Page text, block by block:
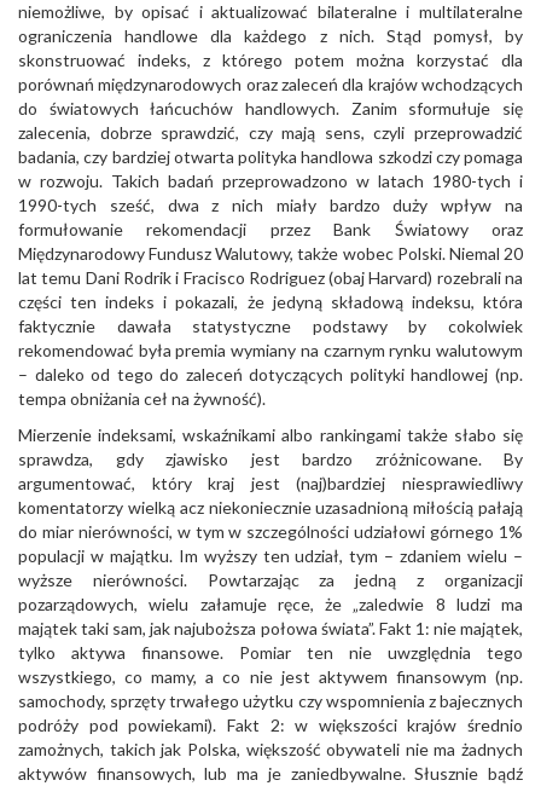
niemożliwe, by opisać i aktualizować bilateralne i multilateralne
ograniczenia handlowe dla każdego z nich. Stąd pomysł, by
skonstruować indeks, z którego potem można korzystać dla
porównań międzynarodowych oraz zaleceń dla krajów wchodzących
do światowych łańcuchów handlowych. Zanim sformułuje się
zalecenia, dobrze sprawdzić, czy mają sens, czyli przeprowadzić
badania, czy bardziej otwarta polityka handlowa szkodzi czy pomaga
w rozwoju. Takich badań przeprowadzono w latach 1980-tych i
1990-tych sześć, dwa z nich miały bardzo duży wpływ na
formułowanie rekomendacji przez Bank Światowy oraz
Międzynarodowy Fundusz Walutowy, także wobec Polski. Niemal 20
lat temu Dani Rodrik i Fracisco Rodriguez (obaj Harvard) rozebrali na
części ten indeks i pokazali, że jedyną składową indeksu, która
faktycznie dawała statystyczne podstawy by cokolwiek
rekomendować była premia wymiany na czarnym rynku walutowym
– daleko od tego do zaleceń dotyczących polityki handlowej (np.
tempa obniżania ceł na żywność).
Mierzenie indeksami, wskaźnikami albo rankingami także słabo się
sprawdza, gdy zjawisko jest bardzo zróżnicowane. By
argumentować, który kraj jest (naj)bardziej niesprawiedliwy
komentatorzy wielką acz niekoniecznie uzasadnioną miłością pałają
do miar nierówności, w tym w szczególności udziałowi górnego 1%
populacji w majątku. Im wyższy ten udział, tym – zdaniem wielu –
wyższe nierówności. Powtarzając za jedną z organizacji
pozarządowych, wielu załamuje ręce, że „zaledwie 8 ludzi ma
majątek taki sam, jak najuboższa połowa świata”. Fakt 1: nie majątek,
tylko aktywa finansowe. Pomiar ten nie uwzględnia tego
wszystkiego, co mamy, a co nie jest aktywem finansowym (np.
samochody, sprzęty trwałego użytku czy wspomnienia z bajecznych
podróży pod powiekami). Fakt 2: w większości krajów średnio
zamożnych, takich jak Polska, większość obywateli nie ma żadnych
aktywów finansowych, lub ma je zaniedbywalne. Słusznie bądź